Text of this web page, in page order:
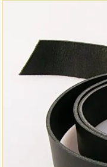
Rückruf-Service
Zahlungsweisen